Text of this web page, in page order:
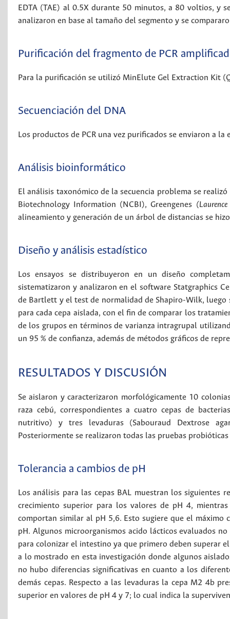
EDTA (TAE) al 0.5X durante 50 minutos, a 80 voltios, y
analizaron en base al tamaño del segmento y se
Purificación del fragmento de PCR
Para la purificación se utilizó MinElute Gel Extraction Kit
Secuenciación del DNA
Los productos de PCR una vez purificados se enviaron a
Análisis bioinformático
El análisis taxonómico de la secuencia problema se
Biotechnology Information (NCBI), Greengenes
alineamiento y generación de un árbol de distancias se
Diseño y análisis estadístico
Los ensayos se distribuyeron en un diseño
sistematizaron y analizaron en el software Statgraphics
de Bartlett y el test de normalidad de Shapiro-Wilk, luego
para cada cepa aislada, con el fin de comparar los
de los grupos en términos de varianza intragrupal
un 95 % de confianza, además de métodos gráficos de
RESULTADOS Y DISCUSIÓN
Se aislaron y caracterizaron morfológicamente 10
raza cebú, correspondientes a cuatro cepas de
nutritivo) y tres levaduras (Sabouraud Dextrose
Posteriormente se realizaron todas las pruebas
Tolerancia a cambios de pH
Los análisis para las cepas BAL muestran los siguientes
crecimiento superior para los valores de pH 4,
comportan similar al pH 5,6. Esto sugiere que el máximo
pH. Algunos microorganismos acido lácticos evaluados
para colonizar el intestino ya que primero deben superar
a lo mostrado en esta investigación donde algunos
no hubo diferencias significativas en cuanto a los
demás cepas. Respecto a las levaduras la cepa M2 4b
superior en valores de pH 4 y 7; lo cual indica la